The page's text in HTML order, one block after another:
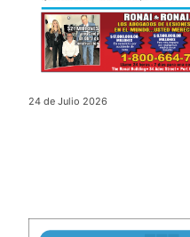
24 de Julio 2026